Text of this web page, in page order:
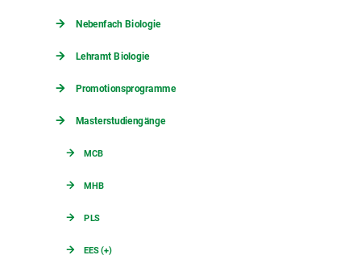
Nebenfach Biologie
Lehramt Biologie
Promotionsprogramme
Masterstudiengänge
MCB
MHB
PLS
EES (+)